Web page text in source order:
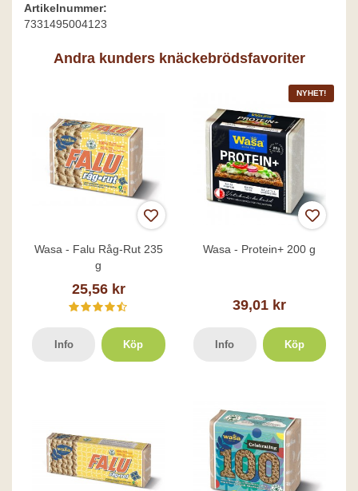
Artikelnummer:
7331495004123
Andra kunders knäckebrödsfavoriter
Wasa - Falu Råg-Rut 235
g
25,56 kr
Info Köp
NYHET!
Wasa - Protein+ 200 g
39,01 kr
Info Köp